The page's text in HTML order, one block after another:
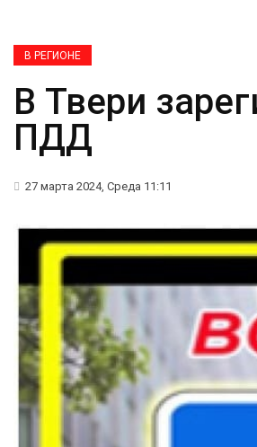
В РЕГИОНЕ
В Твери
ПДД
27 марта 2024, Среда 11:11